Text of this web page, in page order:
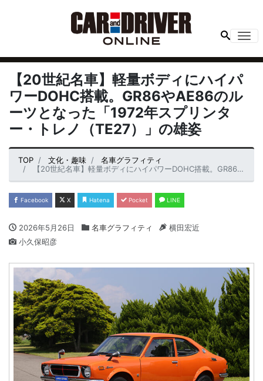
【20世紀名車】軽量ボディにハイパ
ワーDOHC搭載。GR86やAE86のル
ーツとなった「1972年スプリンタ
ー・トレノ（TE27）」の雄姿
TOP 文化・趣味
名車グラフィティ
【20世紀名車】軽量ボディにハイパワーDOHC搭載。GR86やAE86のルーツとなった「1972年スプリンター・トレノ（TE27）」の雄姿
Facebook X Hatena Pocket LINE
2026年5月26日 名車グラフィティ
横田宏近
小久保昭彦